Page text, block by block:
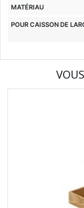
MATÉRIAU
POUR CAISSON DE